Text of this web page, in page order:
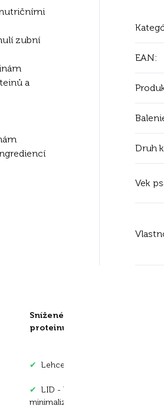
zubní
a
Snížené riziko alergií a
proteinů a sacharidů
✔ Lehce stravitelné a zvláště
✔ LID - Limited Ingredient Diet
minimalizuje riziko alergií
EAN:
Druh
Vek